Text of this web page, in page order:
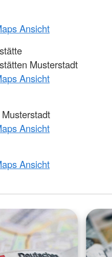
Ansicht
Musterstadt
Ansicht
Ansicht
Ansicht